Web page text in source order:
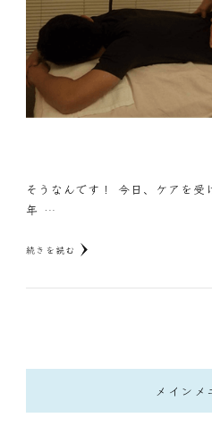
そうなんです！ 今日、ケアを
年 …
続きを読む
メインメ